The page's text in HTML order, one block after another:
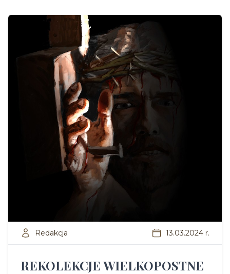
Redakcja 13.03.2024 r.
REKOLEKCJE WIELKOPOSTNE